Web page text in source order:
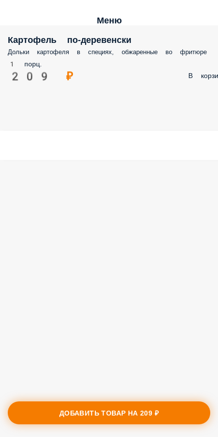
Меню
Картофель по-деревенски
Дольки картофеля в специях, обжаренные во фритюре
1 порц.
209 ₽ В
ДОБАВИТЬ ТОВАР НА209 ₽